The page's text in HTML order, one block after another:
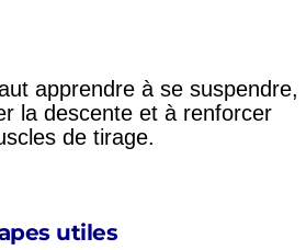
apprendre à se suspendre,
la descente et à renforcer
de tirage.
utiles